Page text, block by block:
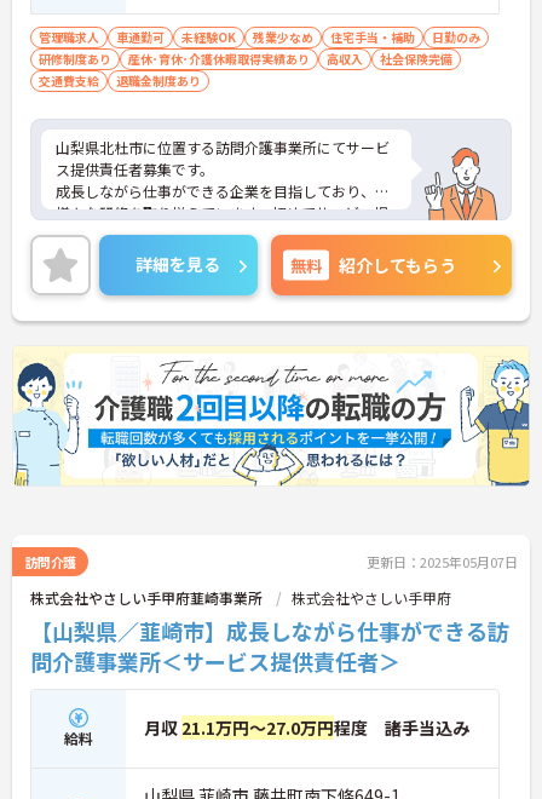
管理職求人 車通勤可 未経験OK 残業少なめ 住宅手当・補助
日勤のみ
研修制度あり
産休･育休･介護休暇取得実績あり 高収入
社会保険完備
交通費支給
退職金制度あり
山梨県北杜市に位置する訪問介護事業所にてサービ
ス提供責任者募集です。
成長しながら仕事ができる企業を目指しており、
様々な研修を取り揃えています。初めてサービス提
供責任者にチャレンジする方も、丁寧に指導してく
ださいますので、ご安心ください！
ご興味のある方には、面接対策ポイントなど、さら
に詳細をお話しいたしますので、お気軽にご相談く
ださい。
詳細を見る 無料 紹介してもらう
訪問介護 更新日：2025年05月07日
株式会社やさしい手甲府韮崎事業所 株式会社やさしい手甲府
【山梨県／韮崎市】成長しながら仕事ができる訪
問介護事業所＜サービス提供責任者＞
給料 月収 21.1万円～27.0万円程度 諸手当込み